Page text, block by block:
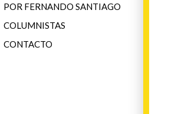
POR FERNANDO SANTIAGO
COLUMNISTAS
CONTACTO